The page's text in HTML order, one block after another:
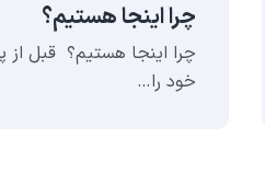
چرا اینجا هستیم؟
چرا اینجا هستیم؟ قبل از
خود را…